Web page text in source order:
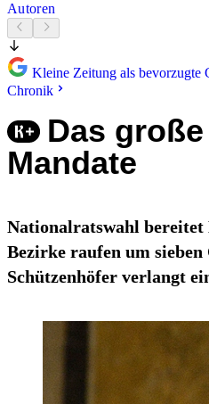
Autoren
Kleine Zeitung als bevorzugte
Chronik
Das
Mandate
Nationalratswahl bereitet
Bezirke raufen um
Schützenhöfer verlangt